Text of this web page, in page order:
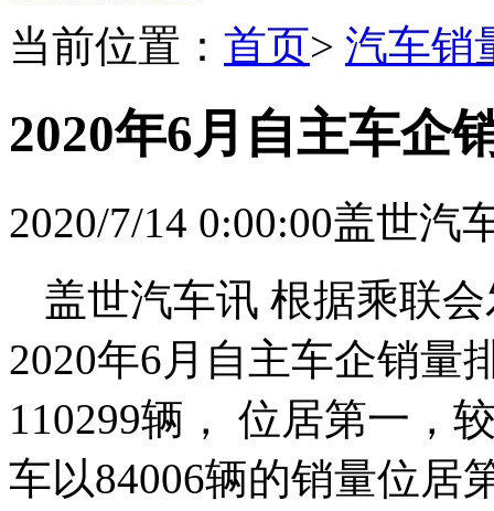
当前位置： 首页> 汽车销
2020年6月自主车企
2020/7/14 0:00:00盖世汽
盖世汽车讯 根据乘联
2020年6月自主车企销量
110299辆， 位居第一，
车以84006辆的销量位居